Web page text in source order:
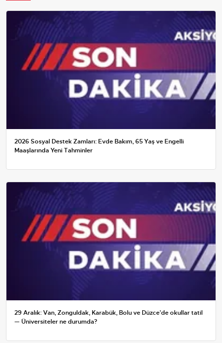
2026 Sosyal Destek Zamları: Evde Bakım, 65 Yaş ve Engelli
Maaşlarında Yeni Tahminler
29 Aralık: Van, Zonguldak, Karabük, Bolu ve Düzce'de okullar tatil
— Üniversiteler ne durumda?